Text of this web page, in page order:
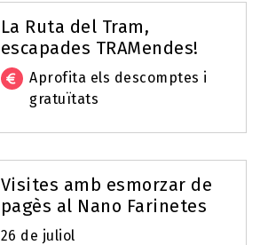
La Ruta del Tram,
escapades TRAMendes!
Aprofita els descomptes i
gratuïtats
Visites amb esmorzar de
pagès al Nano Farinetes
26 de juliol